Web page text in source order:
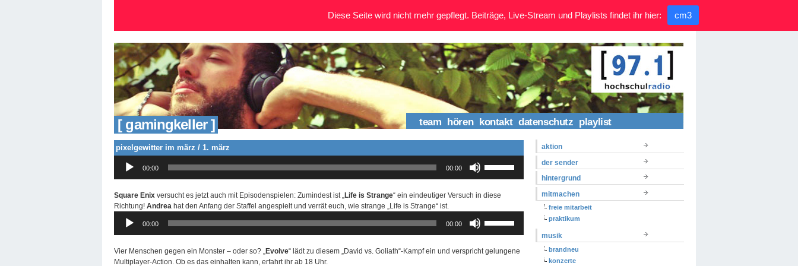
[ gamingkeller ] team hören kontakt datenschutz playlist
pixelgewitter im märz / 1. märz
Player
00:00 00:00
Hoch/Runter
benutzen,
um
Lautstärke
zu
regeln.
Square Enix versucht es jetzt auch mit Episodenspielen: Zumindest ist „ Life is Strange“ ein eindeutiger Versuch in diese
Richtung! Andrea hat den Anfang der Staffel angespielt und verrät euch, wie strange „Life is Strange“ ist.
Player
00:00 00:00
Hoch/Runter
benutzen,
um
Vier Menschen gegen ein Monster – oder so? „ Evolve“ lädt zu diesem „David vs. Goliath“-Kampf ein und verspricht gelungene
Multiplayer-Action. Ob es das einhalten kann, erfahrt ihr ab 18 Uhr.
aktion
der sender
hintergrund
mitmachen
freie mitarbeit
praktikum
musik
brandneu
konzerte
Diese Seite wird nicht mehr gepflegt. Beiträge, Live-Stream und Playlists findet ihr hier: cm3